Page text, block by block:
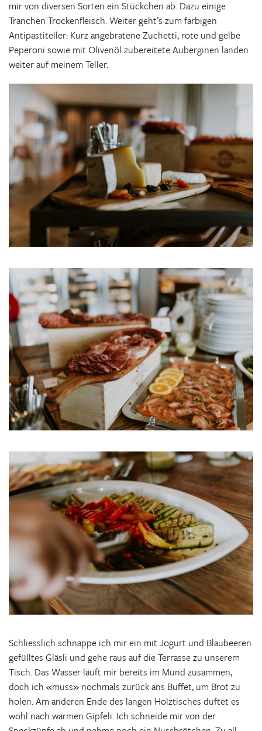
mir von diversen Sorten ein Stückchen ab. Dazu einige
Tranchen Trockenfleisch. Weiter geht’s zum farbigen
Antipastiteller: Kurz angebratene Zuchetti, rote und gelbe
Peperoni sowie mit Olivenöl zubereitete Auberginen landen
weiter auf meinem Teller.
Schliesslich schnappe ich mir ein mit Jogurt und Blaubeeren
gefülltes Gläsli und gehe raus auf die Terrasse zu unserem
Tisch. Das Wasser läuft mir bereits im Mund zusammen,
doch ich «muss» nochmals zurück ans Buffet, um Brot zu
holen. Am anderen Ende des langen Holztisches duftet es
wohl nach warmen Gipfeli. Ich schneide mir von der